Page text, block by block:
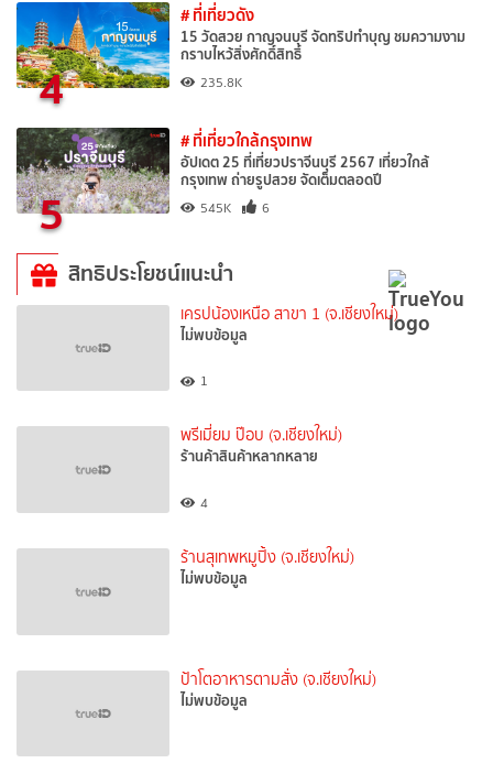
4
# ที่เที่ยวดัง
15 วัดสวย กาญจนบุรี จัดทริปทำบุญ ชมความงาม
กราบไหว้สิ่งศักดิ์สิทธิ์
235.8K
5
# ที่เที่ยวใกล้กรุงเทพ
อัปเดต 25 ที่เที่ยวปราจีนบุรี 2567 เที่ยวใกล้
กรุงเทพ ถ่ายรูปสวย จัดเต็มตลอดปี
545K 6
สิทธิประโยชน์แนะนำ
เครปน้องเหนือ สาขา 1 (จ.เชียงใหม่)
ไม่พบข้อมูล
1
พรีเมี่ยม ป๊อบ (จ.เชียงใหม่)
ร้านค้าสินค้าหลากหลาย
4
ร้านสุเทพหมูปิ้ง (จ.เชียงใหม่)
ไม่พบข้อมูล
ป้าโตอาหารตามสั่ง (จ.เชียงใหม่)
ไม่พบข้อมูล